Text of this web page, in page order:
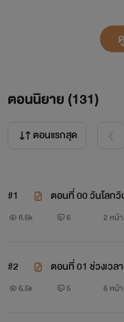
ใครมีข้อติชมใดใดก็
ตอนนิยาย (131)
ตอนแรกสุด
#1 ตอนที่ 00 วันโลก
8.5k 6 2 หน้า
#2
ตอนที่ 01 ช่วงเวล
6.5k 5 6 หน้า